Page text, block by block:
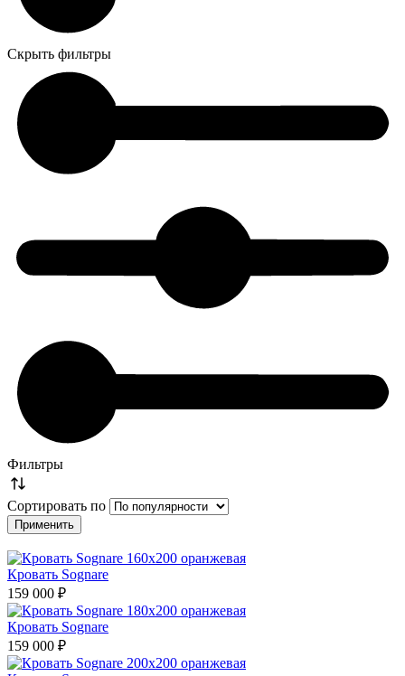
Скрыть фильтры
Фильтры
Сортировать по
Кровать Sognare
159 000 ₽
Кровать Sognare
159 000 ₽